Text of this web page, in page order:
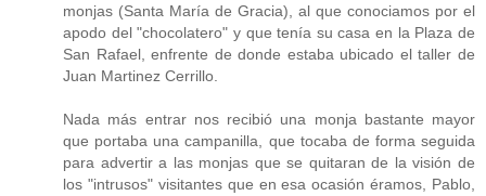
monjas (Santa María de Gracia), al que conociamos por el
apodo del "chocolatero" y que tenía su casa en la Plaza de
San Rafael, enfrente de donde estaba ubicado el taller de
Juan Martinez Cerrillo.
Nada más entrar nos recibió una monja bastante mayor
que portaba una campanilla, que tocaba de forma seguida
para advertir a las monjas que se quitaran de la visión de
los "intrusos" visitantes que en esa ocasión éramos, Pablo,